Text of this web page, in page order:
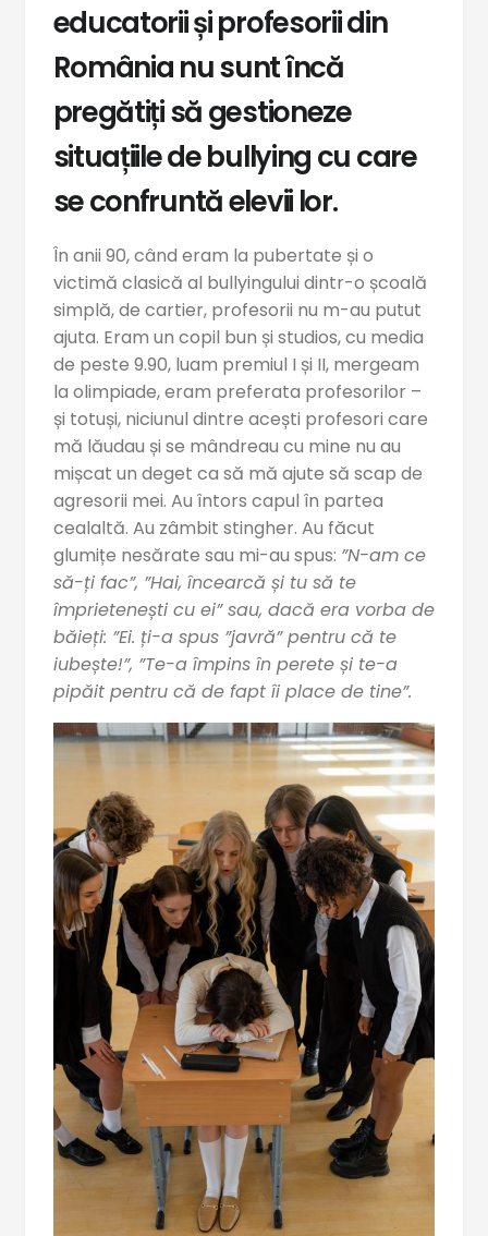
educatorii și profesorii din
România nu sunt încă
pregătiți să gestioneze
situațiile de bullying cu care
se confruntă elevii lor.
În anii 90, când eram la pubertate și o
victimă clasică al bullyingului dintr-o școală
simplă, de cartier, profesorii nu m-au putut
ajuta. Eram un copil bun și studios, cu media
de peste 9.90, luam premiul I și II, mergeam
la olimpiade, eram preferata profesorilor –
și totuși, niciunul dintre acești profesori care
mă lăudau și se mândreau cu mine nu au
mișcat un deget ca să mă ajute să scap de
agresorii mei. Au întors capul în partea
cealaltă. Au zâmbit stingher. Au făcut
glumițe nesărate sau mi-au spus: ”N-am ce
să-ți fac”, ”Hai, încearcă și tu să te
împrietenești cu ei” sau, dacă era vorba de
băieți: ”Ei. ți-a spus ”javră” pentru că te
iubește!”, ”Te-a împins în perete și te-a
pipăit pentru că de fapt îi place de tine”.